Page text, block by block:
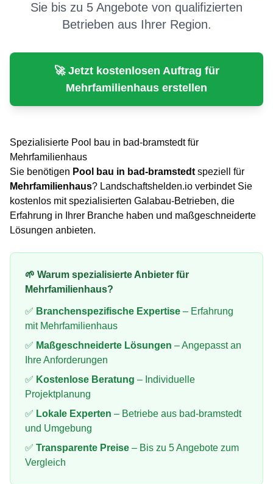
Sie bis zu 5 Angebote von qualifizierten
Betrieben aus Ihrer Region.
🚀 Jetzt kostenlosen Auftrag für
Mehrfamilienhaus erstellen
Spezialisierte Pool bau in bad-bramstedtfür
Mehrfamilienhaus
Sie benötigen Pool bau in bad-bramstedt speziell für
Mehrfamilienhaus? Landschaftshelden.io verbindet Sie
kostenlos mit spezialisierten Galabau-Betrieben, die
Erfahrung in Ihrer Branche haben und maßgeschneiderte
Lösungen anbieten.
🌱 Warum spezialisierte Anbieter für
Mehrfamilienhaus?
✅ Branchenspezifische Expertise – Erfahrung
mit Mehrfamilienhaus
✅ Maßgeschneiderte Lösungen – Angepasst an
Ihre Anforderungen
✅ Kostenlose Beratung – Individuelle
Projektplanung
✅ Lokale Experten – Betriebe aus bad-bramstedt
und Umgebung
✅ Transparente Preise – Bis zu 5 Angebote zum
Vergleich